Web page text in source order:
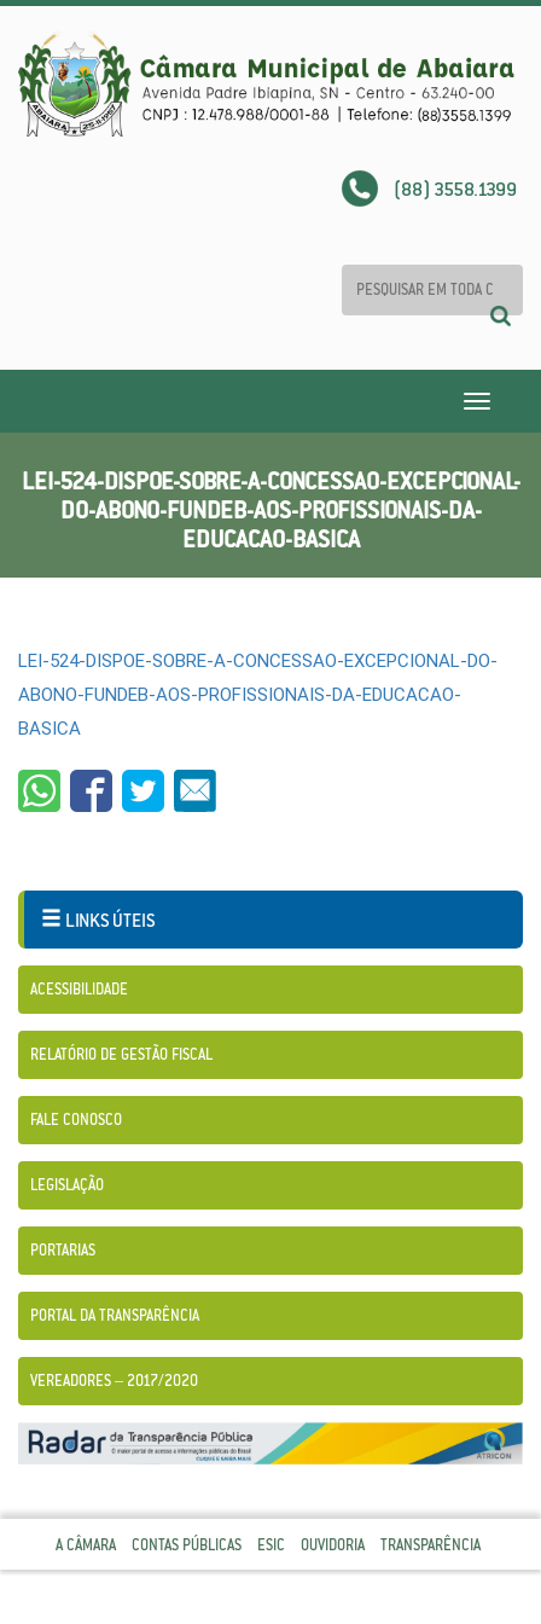
(88) 3558.1399
Toggle
LEI-524-DISPOE-SOBRE-A-CONCESSAO-EXCEPCIONAL-
DO-ABONO-FUNDEB-AOS-PROFISSIONAIS-DA-
EDUCACAO-BASICA
LEI-524-DISPOE-SOBRE-A-CONCESSAO-EXCEPCIONAL-DO-
ABONO-FUNDEB-AOS-PROFISSIONAIS-DA-EDUCACAO-
BASICA
LINKS ÚTEIS
ACESSIBILIDADE
RELATÓRIO DE GESTÃO FISCAL
FALE CONOSCO
LEGISLAÇÃO
PORTARIAS
PORTAL DA TRANSPARÊNCIA
VEREADORES – 2017/2020
A CÂMARA CONTAS PÚBLICAS ESIC OUVIDORIA TRANSPARÊNCIA